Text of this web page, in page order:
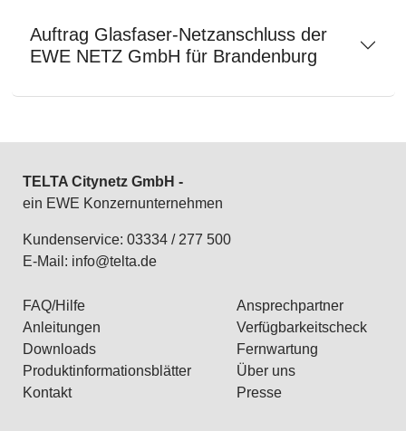
Auftrag Glasfaser-Netzanschluss der
EWE NETZ GmbH für Brandenburg
TELTA Citynetz GmbH -
ein EWE Konzernunternehmen
Kundenservice: 03334 / 277 500
E-Mail: info@telta.de
FAQ/Hilfe
Anleitungen
Downloads
Produktinformationsblätter
Kontakt
Ansprechpartner
Verfügbarkeitscheck
Fernwartung
Über uns
Presse